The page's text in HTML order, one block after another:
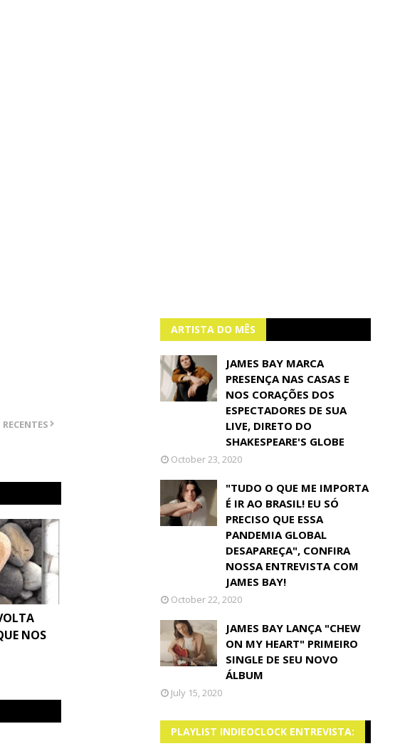
NOS
ARTISTA DO MÊS
JAMES BAY MARCA
PRESENÇA NAS CASAS E
NOS CORAÇÕES DOS
ESPECTADORES DE SUA
LIVE, DIRETO DO
SHAKESPEARE'S GLOBE
October 23, 2020
"TUDO O QUE ME IMPORTA
É IR AO BRASIL! EU SÓ
PRECISO QUE ESSA
PANDEMIA GLOBAL
DESAPAREÇA", CONFIRA
NOSSA ENTREVISTA COM
JAMES BAY!
October 22, 2020
JAMES BAY LANÇA "CHEW
ON MY HEART" PRIMEIRO
SINGLE DE SEU NOVO
ÁLBUM
July 15, 2020
PLAYLIST INDIEOCLOCK ENTREVISTA: